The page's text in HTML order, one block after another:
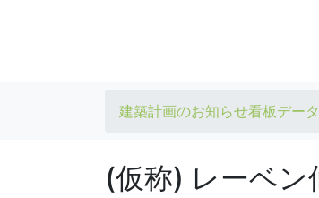
建築計画のお知らせ看板デー
(仮称) レーベン